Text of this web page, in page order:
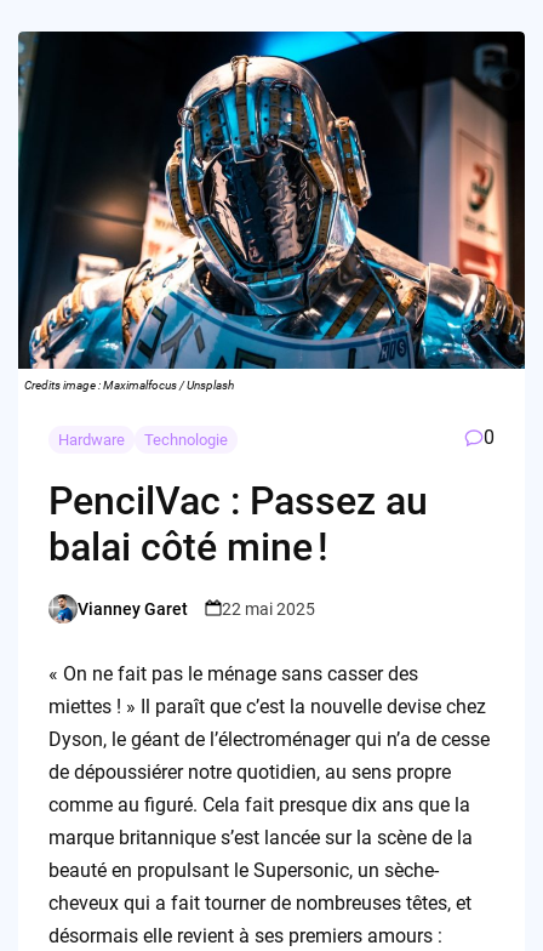
Credits image : Maximalfocus / Unsplash
Hardware Technologie 0
PencilVac : Passez au
balai côté mine !
Posted
Vianney Garet 22 mai 2025
« On ne fait pas le ménage sans casser des
miettes ! » Il paraît que c’est la nouvelle devise chez
Dyson, le géant de l’électroménager qui n’a de cesse
de dépoussiérer notre quotidien, au sens propre
comme au figuré. Cela fait presque dix ans que la
marque britannique s’est lancée sur la scène de la
beauté en propulsant le Supersonic, un sèche-
cheveux qui a fait tourner de nombreuses têtes, et
désormais elle revient à ses premiers amours :